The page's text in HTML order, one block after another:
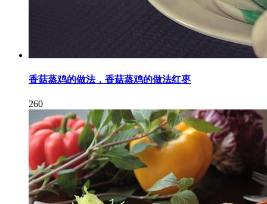
香菇蒸鸡的做法，香菇蒸鸡的做法红枣
260